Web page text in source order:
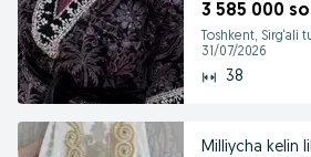
3 585 000
Toshkent, Sirg‘ali
31/07/2026
38
Milliycha kelin